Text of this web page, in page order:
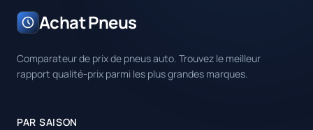
Achat Pneus
Comparateur de prix de pneus auto. Trouvez le meilleur
rapport qualité-prix parmi les plus grandes marques.
PAR SAISON